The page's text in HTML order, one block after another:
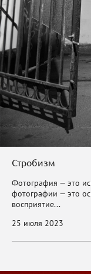
Стробизм
Фотография — это
фотографии — это
восприятие...
25 июля 2023